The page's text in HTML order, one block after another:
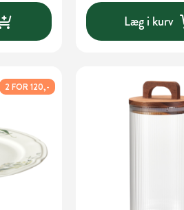
Læg i kurv
2 FOR 120,-